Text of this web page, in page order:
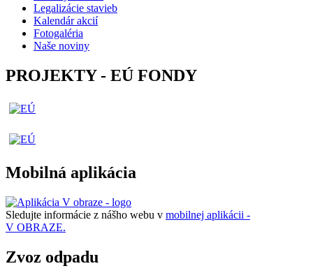
Legalizácie stavieb
Kalendár akcií
Fotogaléria
Naše noviny
PROJEKTY - EÚ FONDY
Mobilná aplikácia
Sledujte informácie z nášho webu v mobilnej aplikácii -
V OBRAZE.
Zvoz odpadu